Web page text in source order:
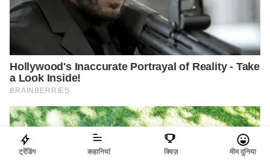
ट्रेंडिंग कहानियां क्विज़ मीम दुनिया